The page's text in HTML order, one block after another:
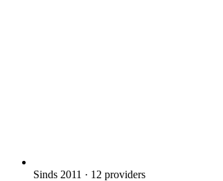
Sinds 2011 · 12 providers